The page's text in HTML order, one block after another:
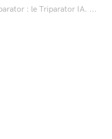
: le Triparator IA. ...